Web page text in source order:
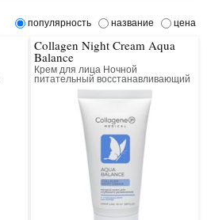
популярность название цена
Collagen Night Cream Aqua
Balance
Крем для лица Ночной
питательный восстанавливающий